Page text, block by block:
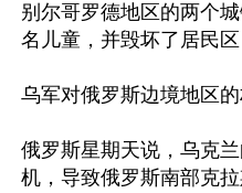
别尔哥罗德地区的两个
名儿童，并毁坏了居民区
乌军对俄罗斯边境地区的
俄罗斯星期天说，乌克
机，导致俄罗斯南部克